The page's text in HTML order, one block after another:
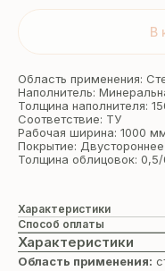
В
Область применения:
Наполнитель:
Толщина наполнителя:
Соответствие: ТУ
Рабочая ширина: 1000
Покрытие:
Толщина облицовок:
Характеристики
Способ оплаты
Характеристики
Область применения: